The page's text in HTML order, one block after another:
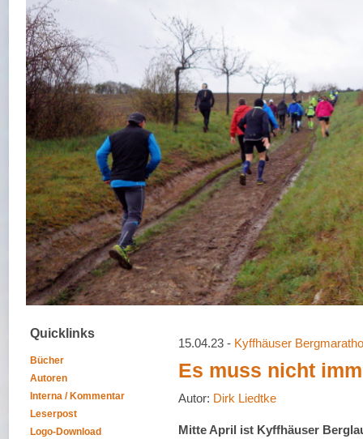
Quicklinks
Bücher
Autoren
Interna / Kommentar
Leserpost
Logo-Download
15.04.23 - Kyffhäuser
Es muss nicht
Autor: Dirk Liedtke
Mitte April ist Kyffhäuser